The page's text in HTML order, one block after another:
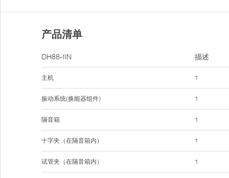
产品清单
DH88-IIN
主机
振动系统(换能器组件)
隔音箱
十字夹（在隔音箱内）
试管夹（在隔音箱内）
描述
1
1
1
1
1